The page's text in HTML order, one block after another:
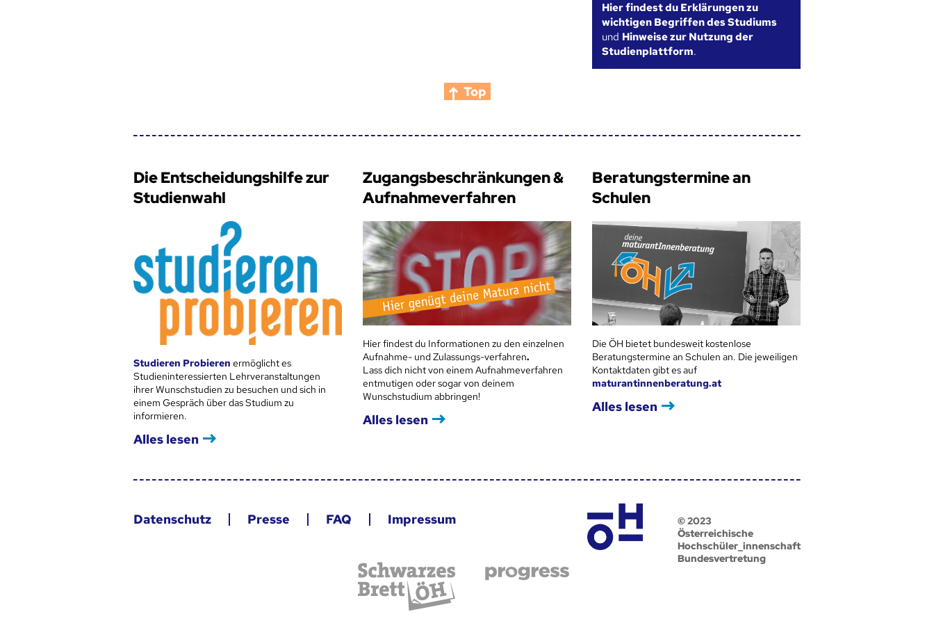
Hier findest du Erklärungen zu
wichtigen Begriffen des Studiums
und Hinweise zur Nutzung der
Studienplattform.
Top
Die Entscheidungshilfe zur
Studienwahl
Studieren Probieren ermöglicht es
Studieninteressierten Lehrveranstaltungen
ihrer Wunschstudien zu besuchen und sich in
einem Gespräch über das Studium zu
informieren.
Alles lesen
Zugangsbeschränkungen &
Aufnahmeverfahren
Hier findest du Informationen zu den einzelnen
Aufnahme- und Zulassungs-verfahren.
Lass dich nicht von einem Aufnahmeverfahren
entmutigen oder sogar von deinem
Wunschstudium abbringen!
Alles lesen
Beratungstermine an
Schulen
Die ÖH bietet bundesweit kostenlose
Beratungstermine an Schulen an. Die jeweiligen
Kontaktdaten gibt es auf
maturantinnenberatung.at
Alles lesen
Datenschutz Presse FAQ Impressum
© 2023
Österreichische
Hochschüler_innenschaft
Bundesvertretung